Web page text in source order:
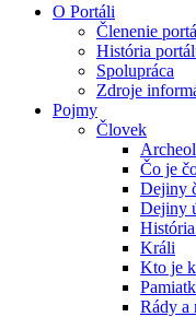
O Portáli
Členenie
História
Spolupráca
Zdroje
Pojmy
Človek
Čo je
Dejiny
Dejiny
Králi
Kto je
Rády a